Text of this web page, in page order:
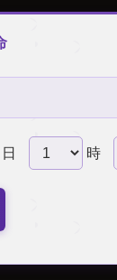
日 時